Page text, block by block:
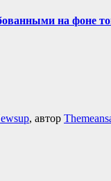
на фоне
, автор